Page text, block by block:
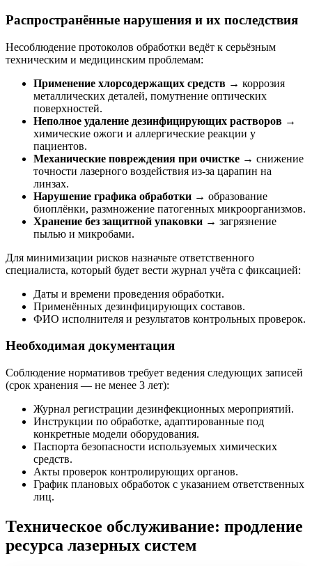
Распространённые нарушения и их последствия
Несоблюдение протоколов обработки ведёт к серьёзным
техническим и медицинским проблемам:
Применение хлорсодержащих средств → коррозия
металлических деталей, помутнение оптических
поверхностей.
Неполное удаление дезинфицирующих растворов →
химические ожоги и аллергические реакции у
пациентов.
Механические повреждения при очистке → снижение
точности лазерного воздействия из-за царапин на
линзах.
Нарушение графика обработки → образование
биоплёнки, размножение патогенных микроорганизмов.
Хранение без защитной упаковки → загрязнение
пылью и микробами.
Для минимизации рисков назначьте ответственного
специалиста, который будет вести журнал учёта с фиксацией:
Даты и времени проведения обработки.
Применённых дезинфицирующих составов.
ФИО исполнителя и результатов контрольных проверок.
Необходимая документация
Соблюдение нормативов требует ведения следующих записей
(срок хранения — не менее 3 лет):
Журнал регистрации дезинфекционных мероприятий.
Инструкции по обработке, адаптированные под
конкретные модели оборудования.
Паспорта безопасности используемых химических
средств.
Акты проверок контролирующих органов.
График плановых обработок с указанием ответственных
лиц.
Техническое обслуживание: продление
ресурса лазерных систем